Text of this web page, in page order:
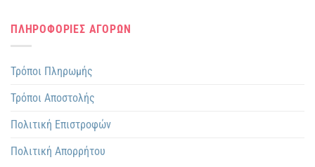
ΠΛΗΡΟΦΟΡΙΕΣ ΑΓΟΡΩΝ
Τρόποι Πληρωμής
Τρόποι Αποστολής
Πολιτική Επιστροφών
Πολιτική Απορρήτου